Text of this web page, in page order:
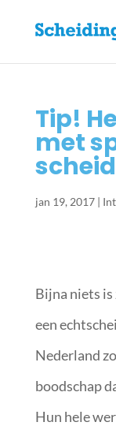
Tip!
met
jan 19, 2017|
Bijna niets
een
Nederland
boodschap
Hun hele